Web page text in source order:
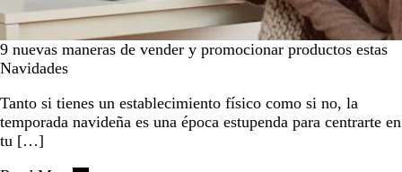
9 nuevas maneras de vender y promocionar productos estas
Navidades
Tanto si tienes un establecimiento físico como si no, la
temporada navideña es una época estupenda para centrarte en
tu […]